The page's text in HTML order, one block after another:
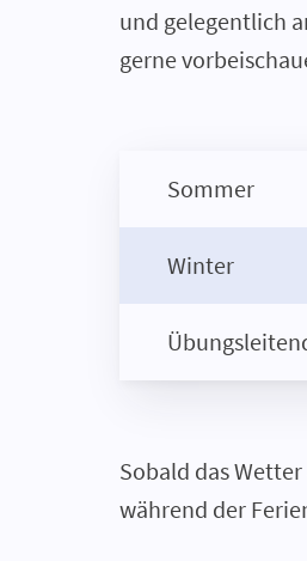
und gelegentlich
gerne
Sommer
Winter
Sobald das
während der